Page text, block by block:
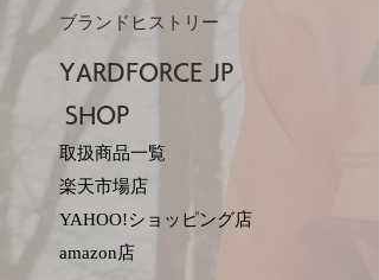
ブランドヒストリー
YARDFORCE JP​
SHOP
取扱商品一覧
楽天市場店
YAHOO!ショッピング店
amazon店